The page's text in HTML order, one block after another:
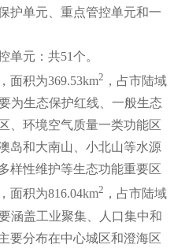
护单元、重点管控单元和一
元：共51个。
积为369.53km2 ，占市陆域
为生态保护红线、一般生态
、环境空气质量一类功能区
岛和大南山、小北山等水源
样性维护等生态功能重要区
面积为816.04km2 ，占市陆域
涵盖工业聚集、人口集中和
要分布在中心城区和澄海区